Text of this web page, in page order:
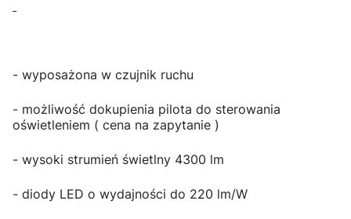
- wyposażona w czujnik ruchu
- możliwość dokupienia pilota do sterowania
oświetleniem ( cena na zapytanie )
- wysoki strumień świetlny 4300 lm
- diody LED o wydajności do 220 lm/W